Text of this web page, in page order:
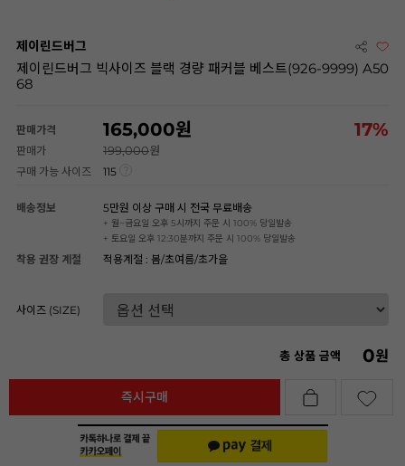
제이린드버그
제이린드버그 빅사이즈 블랙 경량 패커블 베스트(926-9999) A50
68
판매가격 165,000 17%
판매가 199,000
구매 가능 사이즈 115
배송정보 5만원 이상 구매 시 전국 무료배송
+ 월~금요일 오후 5시까지 주문 시 100% 당일발송
+ 토요일 오후 12:30분까지 주문 시 100% 당일발송
착용 권장 계절 적용계절 : 봄/초여름/초가을
사이즈 (SIZE)
총 상품 금액 0원
즉시구매